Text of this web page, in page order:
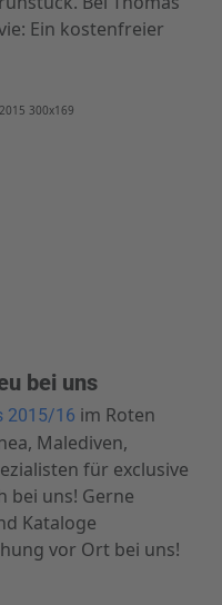
Ein kostenfreier
bei uns
2015/16 im Roten
Malediven,
für exclusive
bei uns! Gerne
Kataloge
vor Ort bei uns!